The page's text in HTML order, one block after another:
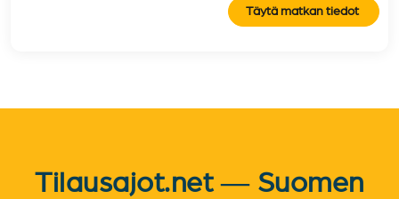
Täytä matkan tiedot
Tilausajot.net — Suomen